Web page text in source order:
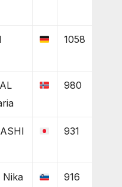
1058
980
931
Nika 916